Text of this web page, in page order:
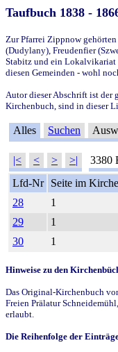
Taufbuch 1838 -
Zur Pfarrei Zippnow
(Dudylany), Freudenfier
Stabitz und ein Lokalvikariat
diesen Gemeinden - wohl
Autor dieser Abschrift ist der
Kirchenbuch, sind in dieser
Alles Suchen
|< < > >| 3380
Lfd-Nr
Seite im
28
1
29
1
30
1
Hinweise zu den
Das Original-Kirchenbuch
Freien Prälatur
erlaubt.
Die Reihenfolge der